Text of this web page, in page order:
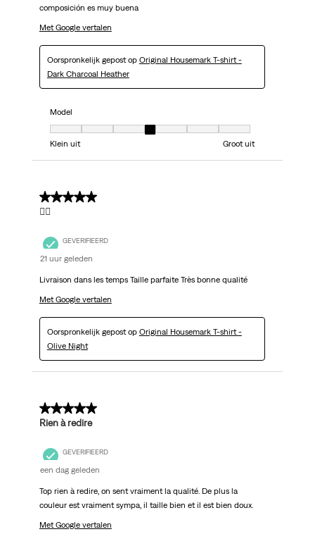
composición es muy buena
Met Google vertalen
Oorspronkelijk gepost op Original Housemark T-shirt -
Dark Charcoal Heather
Model
Model, 4 van 7, waarbij 1 gelijk is aan Klein uit en 7 gelijk is aan Groot uit
Klein uit
Groot uit
5 van 5 sterren.
👌🏼
GEVERIFIEERD
21 uur geleden
Livraison dans les temps Taille parfaite Très bonne qualité
Met Google vertalen
Oorspronkelijk gepost op Original Housemark T-shirt -
Olive Night
5 van 5 sterren.
Rien à redire
GEVERIFIEERD
een dag geleden
Top rien à redire, on sent vraiment la qualité. De plus la
couleur est vraiment sympa, il taille bien et il est bien doux.
Met Google vertalen